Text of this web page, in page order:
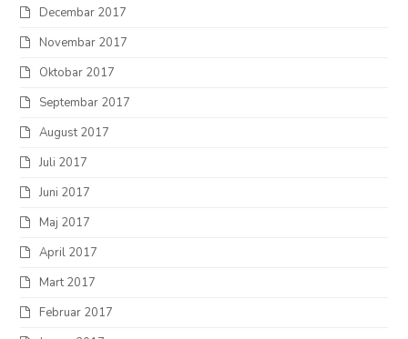
Decembar 2017
Novembar 2017
Oktobar 2017
Septembar 2017
August 2017
Juli 2017
Juni 2017
Maj 2017
April 2017
Mart 2017
Februar 2017